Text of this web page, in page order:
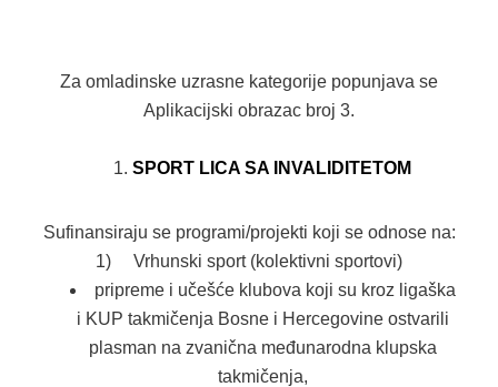
Za omladinske uzrasne kategorije popunjava se
Aplikacijski obrazac broj 3.
SPORT LICA SA INVALIDITETOM
Sufinansiraju se programi/projekti koji se odnose na:
1) Vrhunski sport (kolektivni sportovi)
pripreme i učešće klubova koji su kroz ligaška
i KUP takmičenja Bosne i Hercegovine ostvarili
plasman na zvanična međunarodna klupska
takmičenja,